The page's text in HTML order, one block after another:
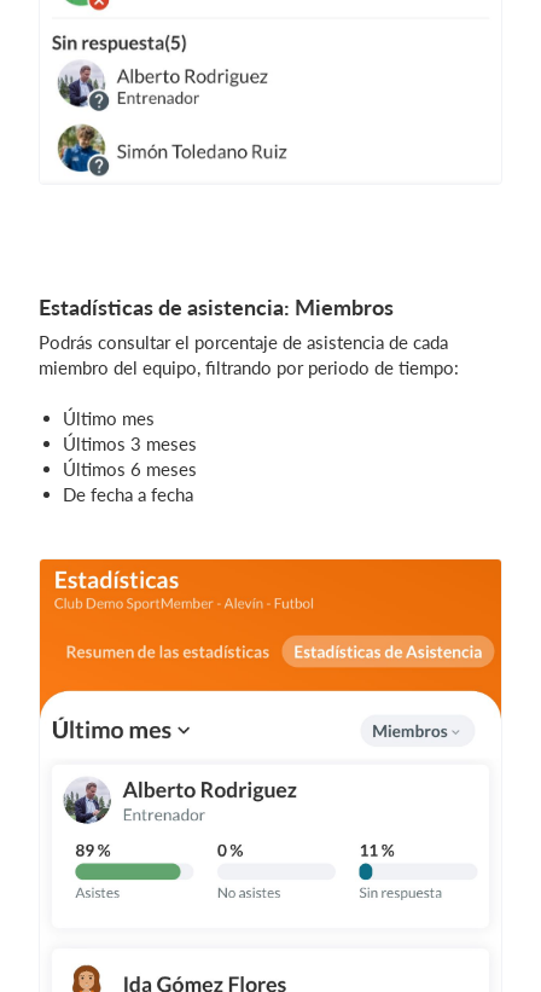
Estadísticas de asistencia: Miembros
Podrás consultar el porcentaje de asistencia de cada
miembro del equipo, filtrando por periodo de tiempo:
Último mes
Últimos 3 meses
Últimos 6 meses
De fecha a fecha